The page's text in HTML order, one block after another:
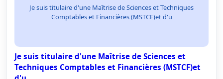
Je suis titulaire d'une Maîtrise de Sciences et Techniques
Comptables et Financières (MSTCF)et d'u
Je suis titulaire d'une Maîtrise de Sciences et
Techniques Comptables et Financières (MSTCF)et